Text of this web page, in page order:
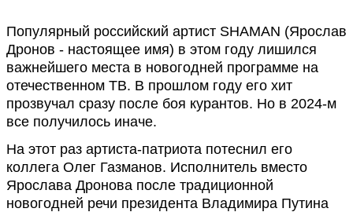
Популярный российский артист SHAMAN (Ярослав
Дронов - настоящее имя) в этом году лишился
важнейшего места в новогодней программе на
отечественном ТВ. В прошлом году его хит
прозвучал сразу после боя курантов. Но в 2024-м
все получилось иначе.
На этот раз артиста-патриота потеснил его
коллега Олег Газманов. Исполнитель вместо
Ярослава Дронова после традиционной
новогодней речи президента Владимира Путина